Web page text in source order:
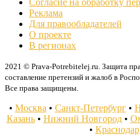
Согласие на обработку
Реклама
Для правообладателей
О проекте
В регионах
2021 © Prava-Potrebitelej.ru. Защита
составление претензий и жалоб в
Все права защищены.
• Москва • Санкт-Петербург•
Казань• Нижний Новгород•
• Краснодар